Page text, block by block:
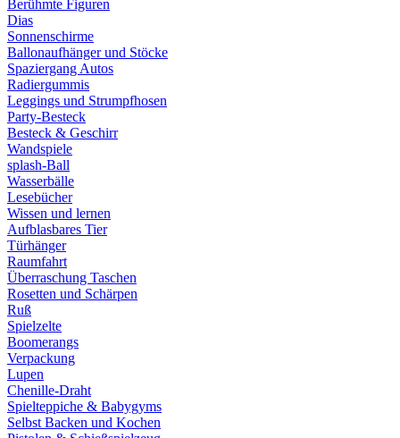
Berühmte Figuren
Dias
Sonnenschirme
Ballonaufhänger und Stöcke
Spaziergang Autos
Radiergummis
Leggings und Strumpfhosen
Party-Besteck
Besteck & Geschirr
Wandspiele
splash-Ball
Wasserbälle
Lesebücher
Wissen und lernen
Aufblasbares Tier
Türhänger
Raumfahrt
Überraschung Taschen
Rosetten und Schärpen
Ruß
Spielzelte
Boomerangs
Verpackung
Lupen
Chenille-Draht
Spielteppiche & Babygyms
Selbst Backen und Kochen